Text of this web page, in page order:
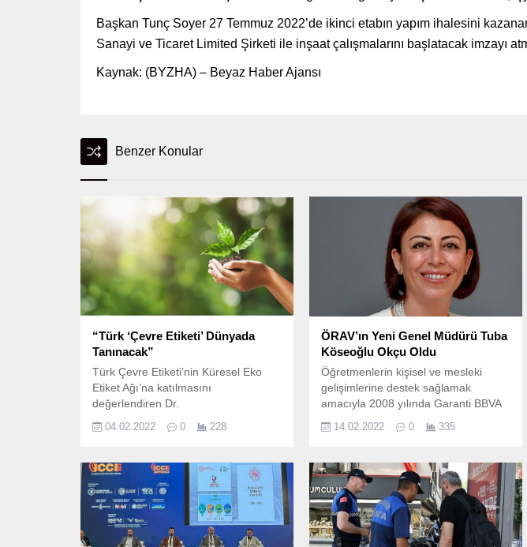
Başkan Tunç Soyer 27 Temmuz 2022’de ikinci etabın yapım ihalesini
Sanayi ve Ticaret Limited Şirketi ile inşaat çalışmalarını başlatacak imzayı
Kaynak: (BYZHA) – Beyaz Haber Ajansı
Benzer Konular
“Türk ‘Çevre Etiketi’ Dünyada
Tanınacak”
Türk Çevre Etiketi’nin Küresel Eko
Etiket Ağı’na katılmasını
değerlendiren Dr.
04.02.2022 0 228
ÖRAV’ın Yeni Genel Müdürü Tuba
Köseoğlu Okçu Oldu
Öğretmenlerin kişisel ve mesleki
gelişimlerine destek sağlamak
amacıyla 2008 yılında Garanti BBVA
alana odaklanmış ilk ve en etkin sivil
yönetim kadrosu değişiyor.
14.02.2022 0 335